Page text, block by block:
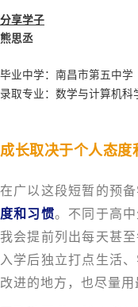
分享学子
熊思丞
毕业中学： 南昌市第五中学
录取专业：数学与计算机科
成长取决于个人态度
在广以这段短暂的预
度和习惯。不同于高
我会提前列出每天甚
入学后独立打点生活
改进的地方，也尽量用